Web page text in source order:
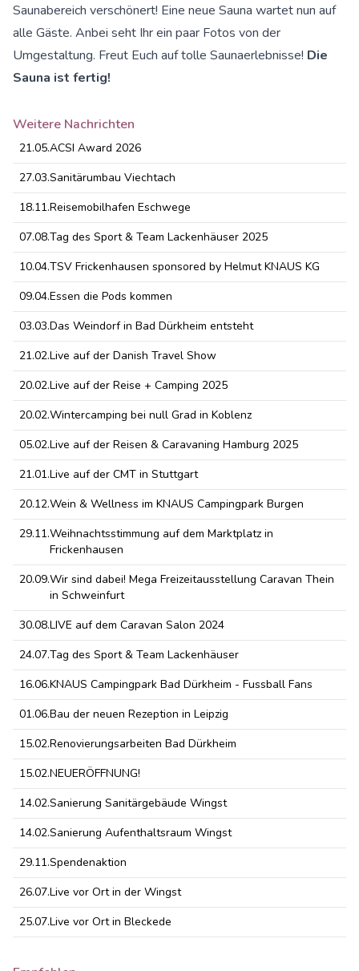
Saunabereich verschönert! Eine neue Sauna wartet nun auf
alle Gäste. Anbei seht Ihr ein paar Fotos von der
Umgestaltung. Freut Euch auf tolle Saunaerlebnisse! Die
Sauna ist fertig!
Weitere Nachrichten
21.05.ACSI Award 2026
27.03.Sanitärumbau Viechtach
18.11.Reisemobilhafen Eschwege
07.08.Tag des Sport & Team Lackenhäuser 2025
10.04.TSV Frickenhausen sponsored by Helmut KNAUS KG
09.04.Essen die Pods kommen
03.03.Das Weindorf in Bad Dürkheim entsteht
21.02.Live auf der Danish Travel Show
20.02.Live auf der Reise + Camping 2025
20.02.Wintercamping bei null Grad in Koblenz
05.02.Live auf der Reisen & Caravaning Hamburg 2025
21.01.Live auf der CMT in Stuttgart
20.12.Wein & Wellness im KNAUS Campingpark Burgen
29.11.Weihnachtsstimmung auf dem Marktplatz in
Frickenhausen
20.09.Wir sind dabei! Mega Freizeitausstellung Caravan Thein
in Schweinfurt
30.08.LIVE auf dem Caravan Salon 2024
24.07.Tag des Sport & Team Lackenhäuser
16.06.KNAUS Campingpark Bad Dürkheim - Fussball Fans
01.06.Bau der neuen Rezeption in Leipzig
15.02.Renovierungsarbeiten Bad Dürkheim
15.02.NEUERÖFFNUNG!
14.02.Sanierung Sanitärgebäude Wingst
14.02.Sanierung Aufenthaltsraum Wingst
29.11.Spendenaktion
26.07.Live vor Ort in der Wingst
25.07.Live vor Ort in Bleckede